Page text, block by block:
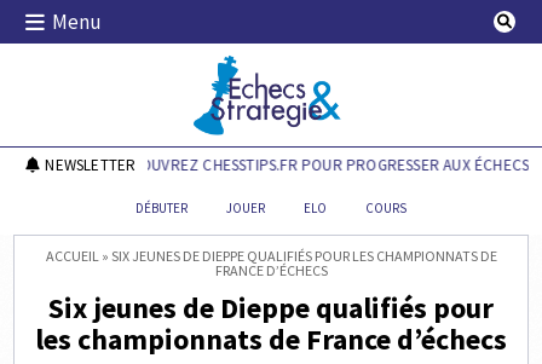
Skip
Menu
Echecs & Stratégie
NEWSLETTERDÉCOUVREZ CHESSTIPS.FR POUR PROGRESSER AUX ÉCHECS !
DÉBUTER JOUER ELO COURS
ACCUEIL» SIX JEUNES DE DIEPPE QUALIFIÉS POUR LES CHAMPIONNATS DE
FRANCE D’ÉCHECS
Six jeunes de Dieppe qualifiés pour
les championnats de France d’échecs